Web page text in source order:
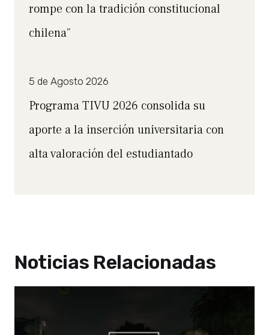
rompe con la tradición constitucional
chilena”
5 de Agosto 2026
Programa TIVU 2026 consolida su
aporte a la inserción universitaria con
alta valoración del estudiantado
Noticias Relacionadas